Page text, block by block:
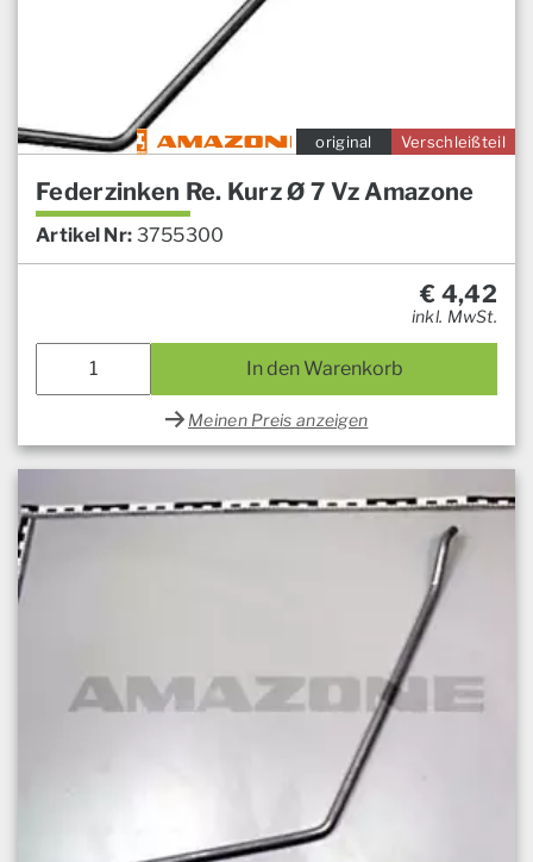
Verschleißteil
original
Federzinken Re. Kurz Ø 7 Vz Amazone
Artikel Nr: 3755300
€ 4,42
inkl. MwSt.
In den Warenkorb
Meinen Preis anzeigen